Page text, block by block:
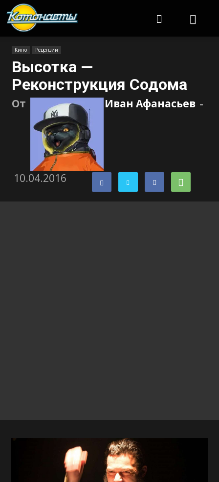
Кино Рецензии
Высотка —
Реконструкция Содома
От Иван Афанасьев -
10.04.2016